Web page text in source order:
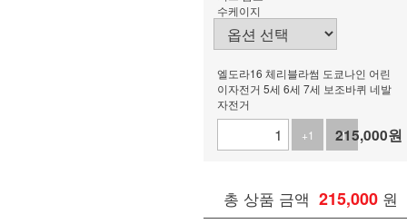
수케이지
엘도라16 체리블라썸 도쿄나인 어린
이자전거 5세 6세 7세 보조바퀴 네발
자전거
+1
-1
215,000원
총 상품 금액 215,000 원